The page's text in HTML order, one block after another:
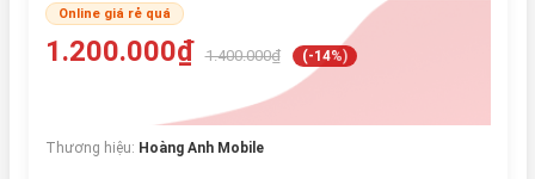
Online giá rẻ quá
1.200.000₫ 1.400.000₫ (-14%)
Thương hiệu: Hoàng Anh Mobile